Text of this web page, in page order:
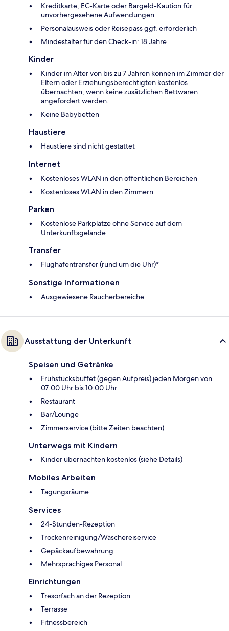
Kreditkarte, EC-Karte oder Bargeld-Kaution für
unvorhergesehene Aufwendungen
Personalausweis oder Reisepass ggf. erforderlich
Mindestalter für den Check-in: 18 Jahre
Kinder
Kinder im Alter von bis zu 7 Jahren können im Zimmer der
Eltern oder Erziehungsberechtigten kostenlos
übernachten, wenn keine zusätzlichen Bettwaren
angefordert werden.
Keine Babybetten
Haustiere
Haustiere sind nicht gestattet
Internet
Kostenloses WLAN in den öffentlichen Bereichen
Kostenloses WLAN in den Zimmern
Parken
Kostenlose Parkplätze ohne Service auf dem
Unterkunftsgelände
Transfer
Flughafentransfer (rund um die Uhr)*
Sonstige Informationen
Ausgewiesene Raucherbereiche
Ausstattung der Unterkunft
Speisen und Getränke
Frühstücksbuffet (gegen Aufpreis) jeden Morgen von
07:00 Uhr bis 10:00 Uhr
Restaurant
Bar/Lounge
Zimmerservice (bitte Zeiten beachten)
Unterwegs mit Kindern
Kinder übernachten kostenlos (siehe Details)
Mobiles Arbeiten
Tagungsräume
Services
24-Stunden-Rezeption
Trockenreinigung/Wäschereiservice
Gepäckaufbewahrung
Mehrsprachiges Personal
Einrichtungen
Tresorfach an der Rezeption
Terrasse
Fitnessbereich